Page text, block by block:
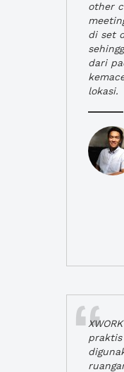
other
di set
dari
lokasi.